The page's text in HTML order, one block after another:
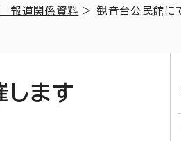
道関係資料 > 観音台公民館に
します